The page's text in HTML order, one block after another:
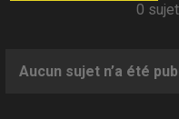
0
Aucun sujet n’a été